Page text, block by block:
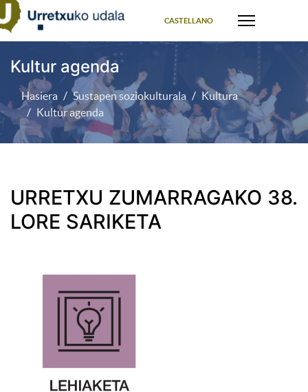
CASTELLANO
Kultur agenda
Hasiera Sustapen soziokulturala
Kultura
Kultur agenda
URRETXU ZUMARRAGAKO 38.
LORE SARIKETA